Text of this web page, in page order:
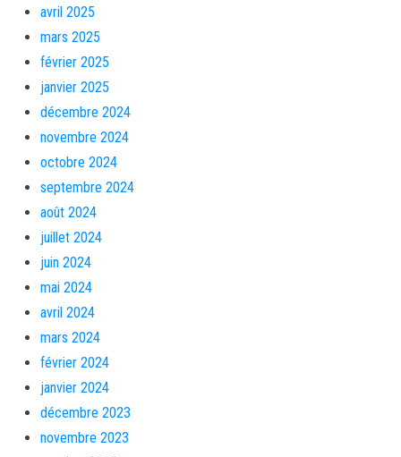
avril 2025
mars 2025
février 2025
janvier 2025
décembre 2024
novembre 2024
octobre 2024
septembre 2024
août 2024
juillet 2024
juin 2024
mai 2024
avril 2024
mars 2024
février 2024
janvier 2024
décembre 2023
novembre 2023